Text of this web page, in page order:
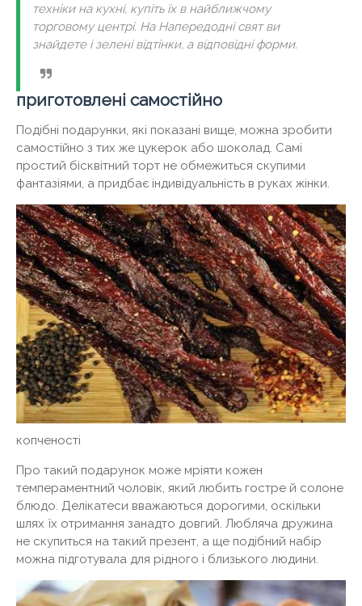
техніки на кухні, купіть їх в найближчому
торговому центрі. На Напередодні свят ви
знайдете і зелені відтінки, а відповідні форми.
приготовлені самостійно
Подібні подарунки, які показані вище, можна зробити
самостійно з тих же цукерок або шоколад. Самі
простий бісквітний торт не обмежиться скупими
фантазіями, а придбає індивідуальність в руках жінки.
копченості
Про такий подарунок може мріяти кожен
темпераментний чоловік, який любить гостре й солоне
блюдо. Делікатеси вважаються дорогими, оскільки
шлях їх отримання занадто довгий. Любляча дружина
не скупиться на такий презент, а ще подібний набір
можна підготувала для рідного і близького людини.